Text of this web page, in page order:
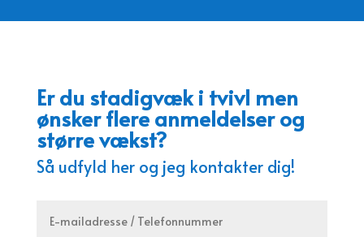
Er du stadigvæk i tvivl men
ønsker flere anmeldelser og
større vækst?
Så udfyld her og jeg kontakter dig!